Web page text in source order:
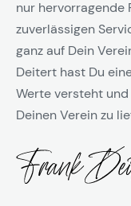
nur hervorragende
zuverlässigen
ganz auf Dein
Deitert hast Du
Werte versteht
Deinen Verein zu